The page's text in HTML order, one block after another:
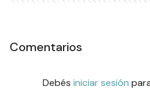
Comentarios
Debés iniciar sesión